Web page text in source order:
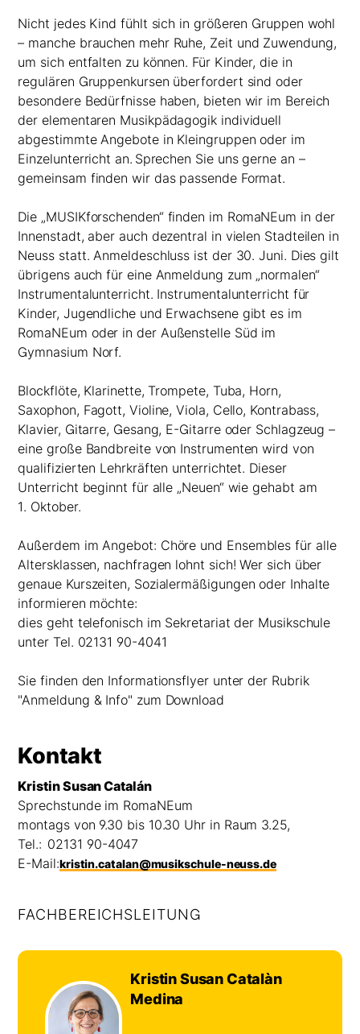
Nicht jedes Kind fühlt sich in größeren Gruppen wohl
– manche brauchen mehr Ruhe, Zeit und Zuwendung,
um sich entfalten zu können. Für Kinder, die in
regulären Gruppenkursen überfordert sind oder
besondere Bedürfnisse haben, bieten wir im Bereich
der elementaren Musikpädagogik individuell
abgestimmte Angebote in Kleingruppen oder im
Einzelunterricht an. Sprechen Sie uns gerne an –
gemeinsam finden wir das passende Format.
Die „MUSIKforschenden“ finden im RomaNEum in der
Innenstadt, aber auch dezentral in vielen Stadteilen in
Neuss statt. Anmeldeschluss ist der 30. Juni. Dies gilt
übrigens auch für eine Anmeldung zum „normalen“
Instrumentalunterricht. Instrumentalunterricht für
Kinder, Jugendliche und Erwachsene gibt es im
RomaNEum oder in der Außenstelle Süd im
Gymnasium Norf.
Blockflöte, Klarinette, Trompete, Tuba, Horn,
Saxophon, Fagott, Violine, Viola, Cello, Kontrabass,
Klavier, Gitarre, Gesang, E-Gitarre oder Schlagzeug –
eine große Bandbreite von Instrumenten wird von
qualifizierten Lehrkräften unterrichtet. Dieser
Unterricht beginnt für alle „Neuen“ wie gehabt am
1. Oktober.
Außerdem im Angebot: Chöre und Ensembles für alle
Altersklassen, nachfragen lohnt sich! Wer sich über
genaue Kurszeiten, Sozialermäßigungen oder Inhalte
informieren möchte:
dies geht telefonisch im Sekretariat der Musikschule
unter Tel. 02131 90-4041
Sie finden den Informationsflyer unter der Rubrik
"Anmeldung & Info" zum Download
Kontakt
Kristin Susan Catalán
Sprechstunde im RomaNEum
montags von 9.30 bis 10.30 Uhr in Raum 3.25,
Tel.: 02131 90-4047
E-Mail:kristin.catalan@musikschule-neuss.de
FACHBEREICHSLEITUNG
©
Foto:
Kristin Susan Catalàn
Medina